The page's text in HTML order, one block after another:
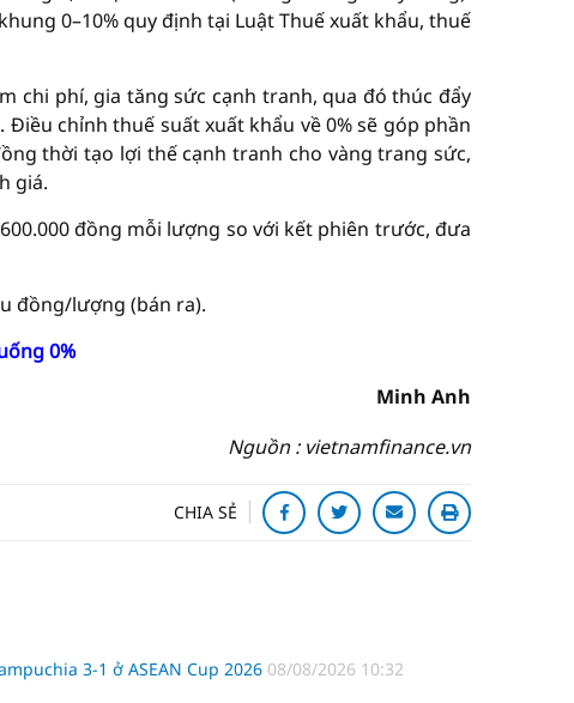
0–10% quy định tại Luật Thuế xuất khẩu, thuế
chi phí, gia tăng sức cạnh tranh, qua đó thúc đẩy
chỉnh thuế suất xuất khẩu về 0% sẽ góp phần
thời tạo lợi thế cạnh tranh cho vàng trang sức,
giá.
đồng mỗi lượng so với kết phiên trước, đưa
đồng/lượng (bán ra).
0%
Minh Anh
Nguồn : vietnamfinance.vn
CHIA SẺ
3-1 ở ASEAN Cup 2026 08/08/2026 10:32